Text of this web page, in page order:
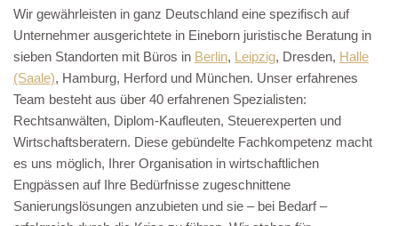
Wir gewährleisten in ganz Deutschland eine spezifisch auf
Unternehmer ausgerichtete in Eineborn juristische Beratung in
sieben Standorten mit Büros in Berlin, Leipzig, Dresden, Halle
(Saale), Hamburg, Herford und München. Unser erfahrenes
Team besteht aus über 40 erfahrenen Spezialisten:
Rechtsanwälten, Diplom-Kaufleuten, Steuerexperten und
Wirtschaftsberatern. Diese gebündelte Fachkompetenz macht
es uns möglich, Ihrer Organisation in wirtschaftlichen
Engpässen auf Ihre Bedürfnisse zugeschnittene
Sanierungslösungen anzubieten und sie – bei Bedarf –